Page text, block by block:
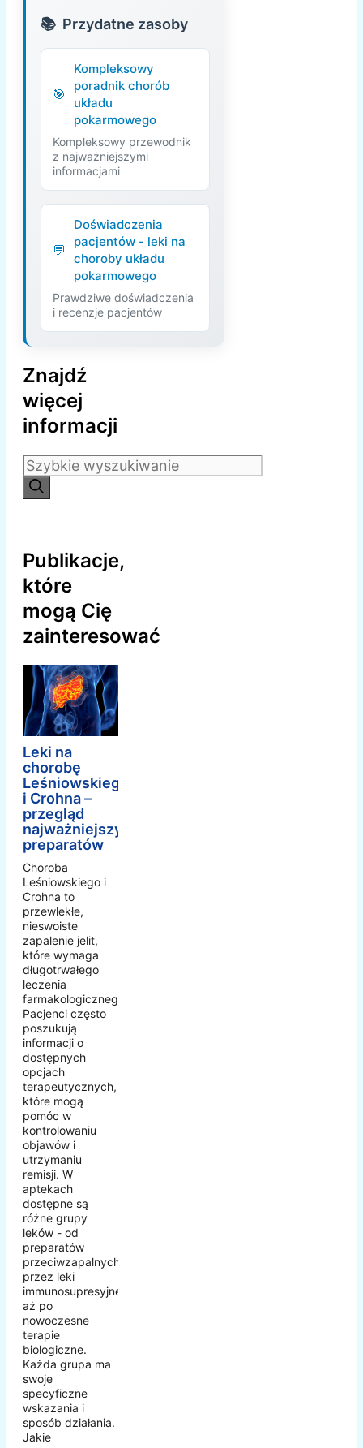
Przydatne zasoby
Kompleksowy
poradnik chorób
układu
pokarmowego
Kompleksowy przewodnik
z najważniejszymi
informacjami
Doświadczenia
pacjentów - leki na
choroby układu
pokarmowego
Prawdziwe doświadczenia
i recenzje pacjentów
Znajdź
więcej
informacji
Szukaj:
Publikacje,
które
mogą Cię
zainteresować
Leki na
chorobę
Leśniowskiego
i Crohna –
przegląd
najważniejszych
preparatów
Choroba
Leśniowskiego i
Crohna to
przewlekłe,
nieswoiste
zapalenie jelit,
które wymaga
długotrwałego
leczenia
farmakologicznego.
Pacjenci często
poszukują
informacji o
dostępnych
opcjach
terapeutycznych,
które mogą
pomóc w
kontrolowaniu
objawów i
utrzymaniu
remisji. W
aptekach
dostępne są
różne grupy
leków - od
preparatów
przeciwzapalnych,
przez leki
immunosupresyjne,
aż po
nowoczesne
terapie
biologiczne.
Każda grupa ma
swoje
specyficzne
wskazania i
sposób działania.
Jakie